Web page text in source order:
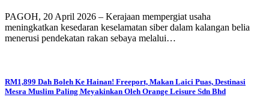
PAGOH, 20 April 2026 – Kerajaan mempergiat usaha
meningkatkan kesedaran keselamatan siber dalam kalangan belia
menerusi pendekatan rakan sebaya melalui…
RM1,899 Dah Boleh Ke Hainan! Freeport, Makan Laici Puas, Destinasi
Mesra Muslim Paling Meyakinkan Oleh Orange Leisure Sdn Bhd